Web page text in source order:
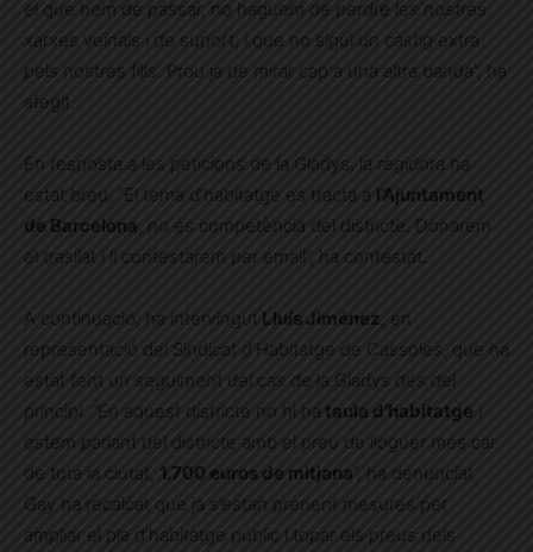
el que hem de passar, no haguem de perdre les nostres
xarxes veïnals i de suport, i que no sigui un càstig extra
pels nostres fills. Prou ja de mirar cap a una altra banda”, ha
afegit.
En resposta a les peticions de la Gladys, la regidora ha
estat breu. “El tema d’habitatge es tracta a l’Ajuntament
de Barcelona , no és competència del districte. Donarem
el trasllat i li contestarem per email”, ha contestat.
A continuació, ha intervingut Lluís Jiménez , en
representació del Sindicat d’Habitatge de Cassoles, que ha
estat fent un seguiment del cas de la Gladys des del
principi. “En aquest districte no hi ha taula d’habitatge i
estem parlant del districte amb el preu de lloguer més car
de tota la ciutat, 1.700 euros de mitjana ”, ha denunciat.
Gay ha recalcat que ja s’estan prenent mesures per
ampliar el pla d’habitatge públic i topar els preus dels